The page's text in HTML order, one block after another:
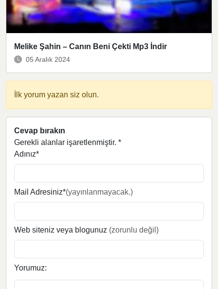
Melike Şahin – Canın Beni Çekti Mp3 İndir
05 Aralık 2024
İlk yorum yazan siz olun.
Cevap bırakın
Gerekli alanlar işaretlenmiştir. *
Adınız*
Mail Adresiniz*(yayınlanmayacak.)
Web siteniz veya blogunuz (zorunlu değil)
Yorumuz: